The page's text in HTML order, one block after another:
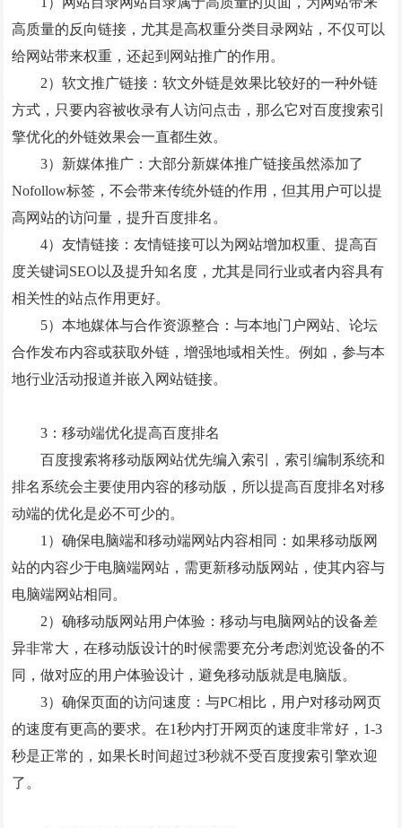
高质量的反向链接，尤其是高权重分类目录网站，不仅可以
给网站带来权重，还起到网站推广的作用。
2）软文推广链接：软文外链是效果比较好的一种外链
方式，只要内容被收录有人访问点击，那么它对百度搜索引
擎优化的外链效果会一直都生效。
3）新媒体推广：大部分新媒体推广链接虽然添加了
Nofollow标签，不会带来传统外链的作用，但其用户可以提
高网站的访问量，提升百度排名。
4）友情链接：友情链接可以为网站增加权重、提高百
度关键词SEO以及提升知名度，尤其是同行业或者内容具有
相关性的站点作用更好。
5）本地媒体与合作资源整合：与本地门户网站、论坛
合作发布内容或获取外链，增强地域相关性。例如，参与本
地行业活动报道并嵌入网站链接。
3：移动端优化提高百度排名
百度搜索将移动版网站优先编入索引，索引编制系统和
排名系统会主要使用内容的移动版，所以提高百度排名对移
动端的优化是必不可少的。
1）确保电脑端和移动端网站内容相同：如果移动版网
站的内容少于电脑端网站，需更新移动版网站，使其内容与
电脑端网站相同。
2）确移动版网站用户体验：移动与电脑网站的设备差
异非常大，在移动版设计的时候需要充分考虑浏览设备的不
同，做对应的用户体验设计，避免移动版就是电脑版。
3）确保页面的访问速度：与PC相比，用户对移动网页
的速度有更高的要求。在1秒内打开网页的速度非常好，1-3
秒是正常的，如果长时间超过3秒就不受百度搜索引擎欢迎
了。